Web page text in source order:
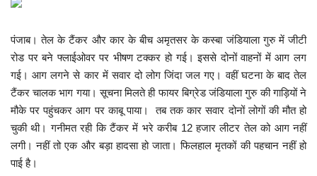
देश-विदेश
छत्तीसगढ़ राज्य
दुनिया
मनोरंजन
सेहत
पंजाब। तेल के टैंकर और कार के बीच अमृतसर के कस्बा जंडियाला गुरु में जीटी
रोड पर बने फ्लाईओवर पर भीषण टक्कर हो गई। इससे दोनों वाहनों में आग लग
गई। आग लगने से कार में सवार दो लोग जिंदा जल गए। वहीं घटना के बाद तेल
टैंकर चालक भाग गया।सूचना मिलते ही फायर बिग्रेड जंडियाला गुरु की गाड़ियों ने
मौके पर पहुंचकर आग पर काबू पाया। तब तक कार सवार दोनों लोगों की मौत हो
चुकी थी। गनीमत रही कि टैंकर में भरे करीब 12 हजार लीटर तेल को आग नहीं
लगी। नहीं तो एक और बड़ा हादसा हो जाता। फिलहाल मृतकों की पहचान नहीं हो
पाई है।